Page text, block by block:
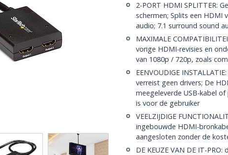
2-PORT HDMI SPLITTER:
schermen; Splits een HDMI
audio; 7.1 surround sound
MAXIMALE
vorige HDMI-revisies en
van 1080p / 720p, zoals
EENVOUDIGE
verreist geen drivers; De
meegeleverde USB-kabel
is voor de gebruiker
VEELZIJDIGE
ingebouwde HDMI-
aangesloten zonder de
DE KEUZE VAN DE IT-